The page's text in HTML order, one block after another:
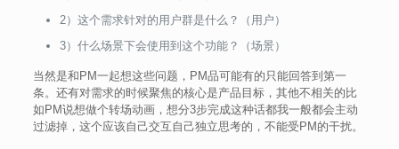
2）这个需求针对的用户群是什么？（用户）
3）什么场景下会使用到这个功能？（场景）
当然是和PM一起想这些问题，PM品可能有的只能回答到第一
条。还有对需求的时候聚焦的核心是产品目标，其他不相关的比
如PM说想做个转场动画，想分3步完成这种话都我一般都会主动
过滤掉，这个应该自己交互自己独立思考的，不能受PM的干扰。